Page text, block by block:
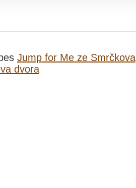
Jump for Me ze Smrčkova
dvora